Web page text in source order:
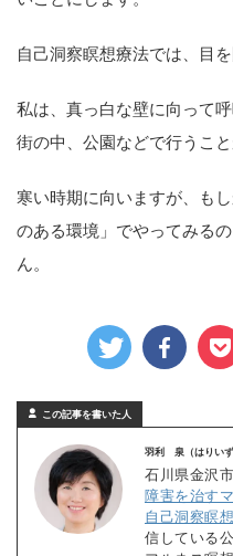
自己洞察瞑想療法では、目を
私は、真っ白な壁に向って
街の中、公園などで行うこ
寒い時期に向いますが、も
のある環境」でやってみる
ん。
この記事を書いた人
羽利 泉（はりいず
石川県金沢
障害を治す
自己洞察瞑
信している